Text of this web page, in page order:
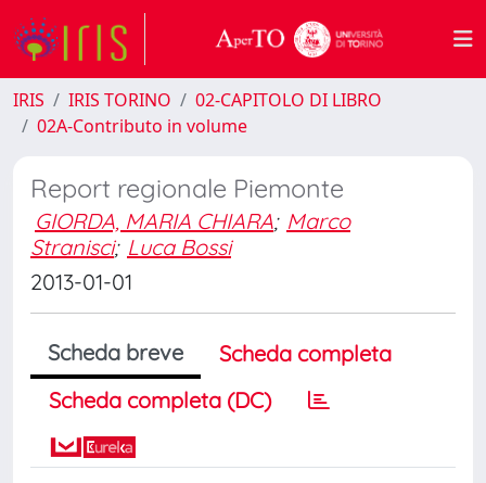
IRIS IRIS TORINO
02-CAPITOLO DI LIBRO
02A-Contributo in volume
Report regionale Piemonte
GIORDA, MARIA CHIARA; Marco
Stranisci; Luca Bossi
2013-01-01
Scheda breve
Scheda completa
Scheda completa (DC)